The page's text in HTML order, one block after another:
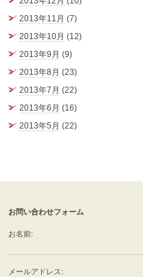
2013年11月 (7)
2013年10月 (12)
2013年9月 (9)
2013年8月 (23)
2013年7月 (22)
2013年6月 (16)
2013年5月 (22)
お問い合わせフォーム
お名前:
メールアドレス: